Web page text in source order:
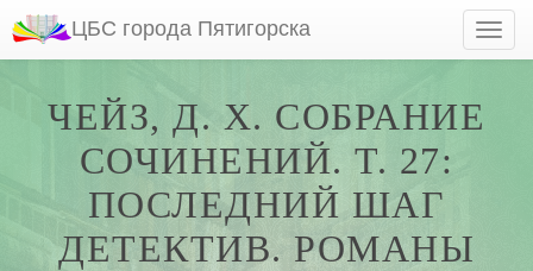
ЦБС города Пятигорска
ЧЕЙЗ, Д. Х. СОБРАНИЕ
СОЧИНЕНИЙ. Т. 27:
ПОСЛЕДНИЙ ШАГ
ДЕТЕКТИВ. РОМАНЫ